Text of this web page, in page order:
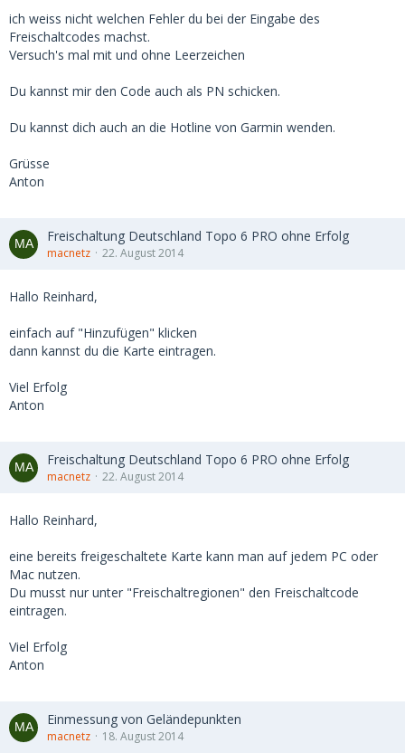
ich weiss nicht welchen Fehler du bei der Eingabe des
Freischaltcodes machst.
Versuch's mal mit und ohne Leerzeichen
Du kannst mir den Code auch als PN schicken.
Du kannst dich auch an die Hotline von Garmin wenden.
Grüsse
Anton
Freischaltung Deutschland Topo 6 PRO ohne Erfolg
macnetz 22. August 2014
Hallo Reinhard,
einfach auf "Hinzufügen" klicken
dann kannst du die Karte eintragen.
Viel Erfolg
Anton
Freischaltung Deutschland Topo 6 PRO ohne Erfolg
macnetz 22. August 2014
Hallo Reinhard,
eine bereits freigeschaltete Karte kann man auf jedem PC oder
Mac nutzen.
Du musst nur unter "Freischaltregionen" den Freischaltcode
eintragen.
Viel Erfolg
Anton
Einmessung von Geländepunkten
macnetz 18. August 2014